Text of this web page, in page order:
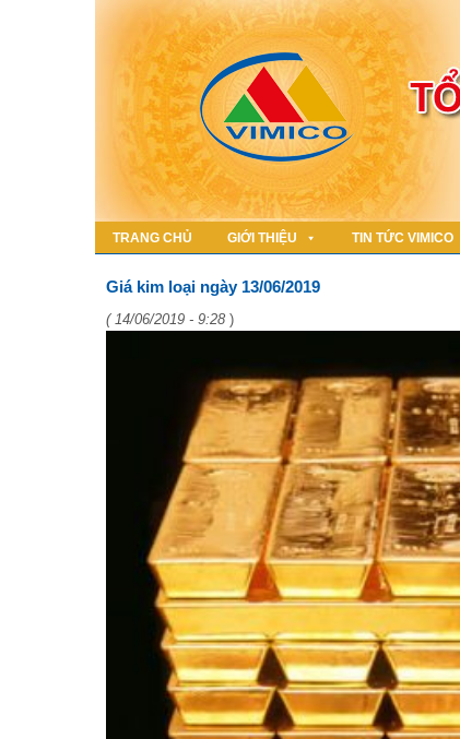
TRANG CHỦ GIỚI THIỆU TIN TỨC VIMICO
Giá kim loại ngày 13/06/2019
( 14/06/2019 - 9:28 )